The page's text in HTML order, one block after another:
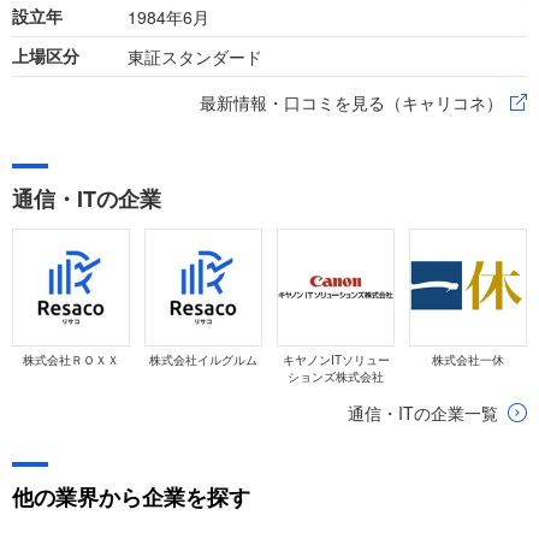
設立年 1984年6月
上場区分
東証スタンダード
最新情報・口コミを見る（キャリコネ）
通信・ITの企業
株式会社ＲＯＸＸ 株式会社イルグルム
キヤノンITソリュー
ションズ株式会社
株式会社一休
通信・ITの企業一覧
他の業界から企業を探す